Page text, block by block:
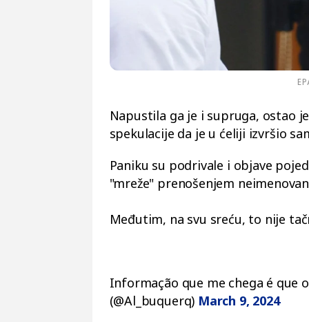
Napustila ga je i supruga, ostao
spekulacije da je u ćeliji izvršio
Paniku su podrivale i objave
"mreže" prenošenjem
Međutim, na svu sreću, to nije
Informação que me chega é que
(@Al_buquerq) March 9, 2024